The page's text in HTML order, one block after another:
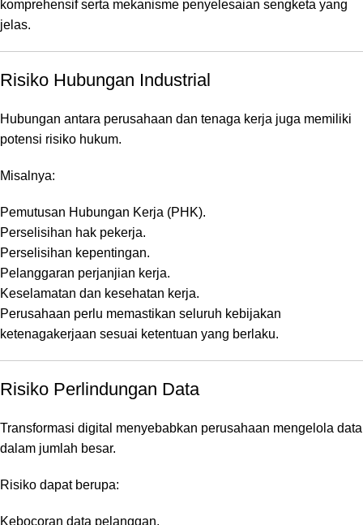
komprehensif serta mekanisme penyelesaian sengketa yang
jelas.
Risiko Hubungan Industrial
Hubungan antara perusahaan dan tenaga kerja juga memiliki
potensi risiko hukum.
Misalnya:
Pemutusan Hubungan Kerja (PHK).
Perselisihan hak pekerja.
Perselisihan kepentingan.
Pelanggaran perjanjian kerja.
Keselamatan dan kesehatan kerja.
Perusahaan perlu memastikan seluruh kebijakan
ketenagakerjaan sesuai ketentuan yang berlaku.
Risiko Perlindungan Data
Transformasi digital menyebabkan perusahaan mengelola data
dalam jumlah besar.
Risiko dapat berupa:
Kebocoran data pelanggan.